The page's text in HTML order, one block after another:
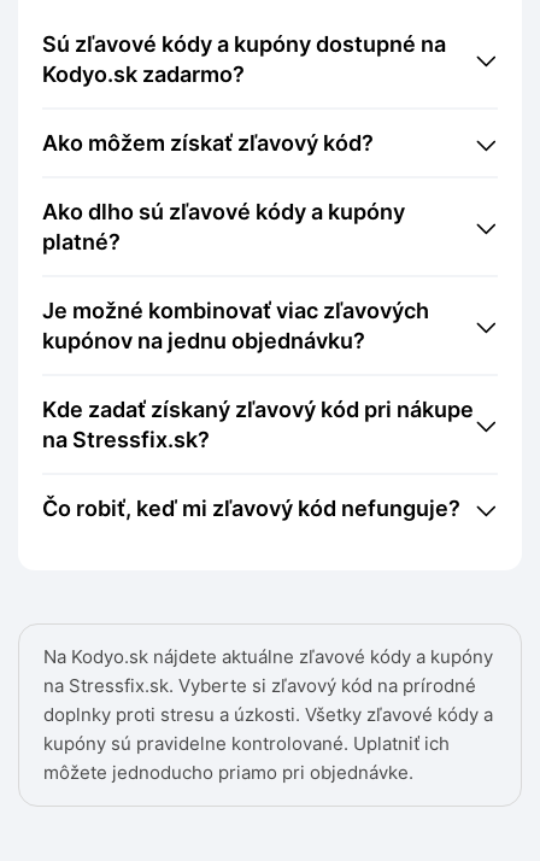
Na Kodyo.sk nájdete aktuálne zľavové kódy a kupóny
na Stressfix.sk. Vyberte si zľavový kód na prírodné
doplnky proti stresu a úzkosti. Všetky zľavové kódy a
kupóny sú pravidelne kontrolované. Uplatniť ich
môžete jednoducho priamo pri objednávke.
Sú zľavové kódy a kupóny dostupné na
Kodyo.sk zadarmo?
Ako môžem získať zľavový kód?
Ako dlho sú zľavové kódy a kupóny
platné?
Je možné kombinovať viac zľavových
kupónov na jednu objednávku?
Kde zadať získaný zľavový kód pri nákupe
na Stressfix.sk?
Čo robiť, keď mi zľavový kód nefunguje?